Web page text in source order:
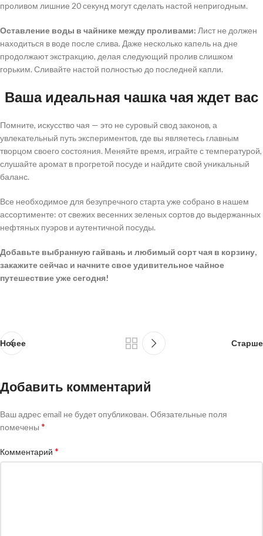
проливом лишние 20 секунд могут сделать настой непригодным.
Оставление воды в чайнике между проливами: Лист не должен
находиться в воде после слива. Даже несколько капель на дне
продолжают экстракцию, делая следующий пролив слишком
горьким. Сливайте настой полностью до последней капли.
Ваша идеальная чашка чая ждет вас
Помните, искусство чая — это не суровый свод законов, а
увлекательный путь экспериментов, где вы являетесь главным
творцом своего состояния. Меняйте время, играйте с температурой,
слушайте аромат в прогретой посуде и найдите свой уникальный
баланс.
Все необходимое для безупречного старта уже собрано в нашем
ассортименте: от свежих весенних зеленых сортов до выдержанных
нефтяных пуэров и аутентичной посуды.
Добавьте выбранную гайвань и любимый сорт чая в корзину,
закажите сейчас и начните свое удивительное чайное
путешествие уже сегодня!
Новее Старше
Добавить комментарий
Ваш адрес email не будет опубликован. Обязательные поля
помечены *
Комментарий *